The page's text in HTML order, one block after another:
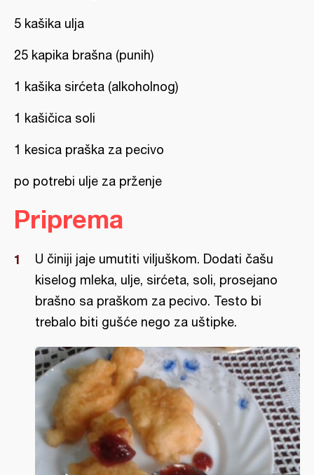
5 kašika ulja
25 kapika brašna (punih)
1 kašika sirćeta (alkoholnog)
1 kašičica soli
1 kesica praška za pecivo
po potrebi ulje za prženje
Priprema
U činiji jaje umutiti viljuškom. Dodati čašu
kiselog mleka, ulje, sirćeta, soli, prosejano
brašno sa praškom za pecivo. Testo bi
trebalo biti gušće nego za uštipke.